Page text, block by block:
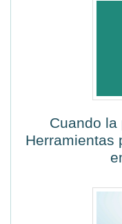
Cuando la
Herramientas